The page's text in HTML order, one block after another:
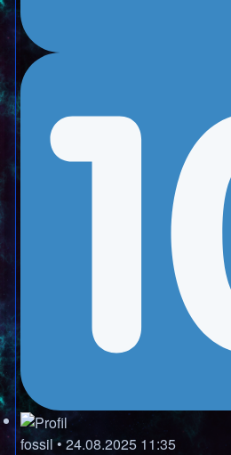
fossil• 24.08.2025 11:35